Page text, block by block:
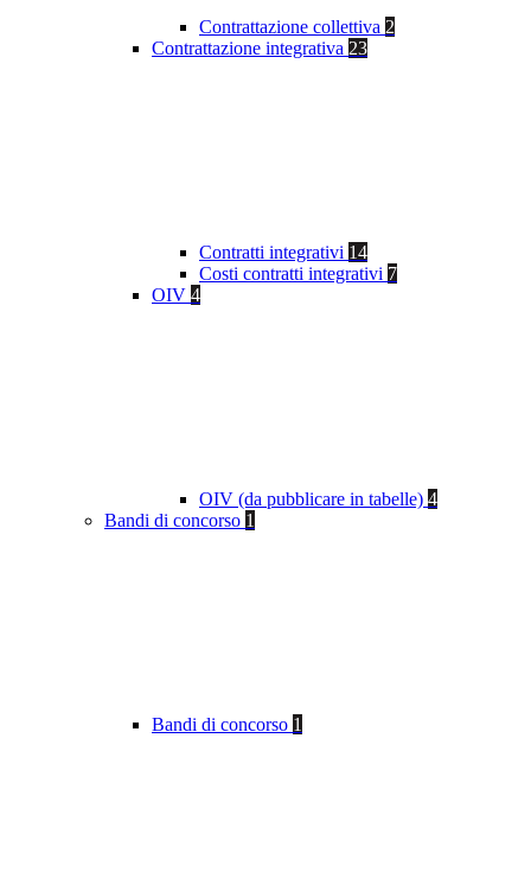
Contrattazione collettiva 2
Contrattazione integrativa 23
Contratti integrativi 14
Costi contratti integrativi 7
OIV 4
OIV (da pubblicare in tabelle) 4
Bandi di concorso 1
Bandi di concorso 1